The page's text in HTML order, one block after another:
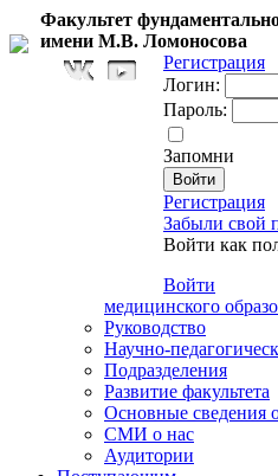
Факультет
имени М.В. Ломоносова
Регистрация
Логин:
Пароль:
Запомни
Регистрация
Забыли свой
Войти как
Войти
медицинского
Руководство
Научно-
Подразделения
Развитие факультета
Основные сведения
СМИ о нас
Аудитории